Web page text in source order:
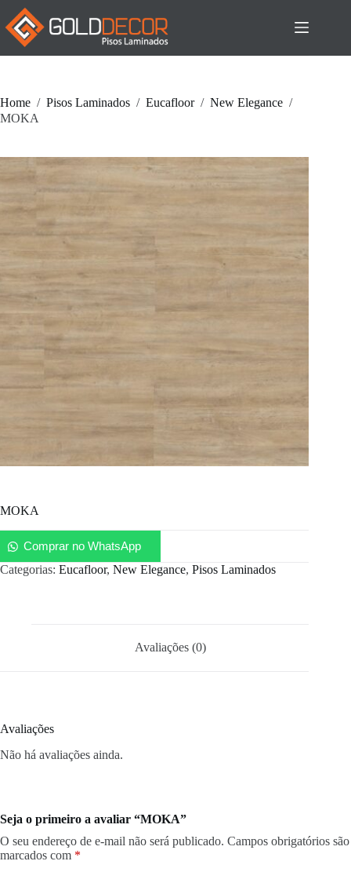
Pular
para
conteúdo
Home / Pisos Laminados / Eucafloor / New Elegance /
MOKA
MOKA
Comprar no WhatsApp
Categorias: Eucafloor, New Elegance, Pisos Laminados
Avaliações (0)
Avaliações
Não há avaliações ainda.
Seja o primeiro a avaliar “MOKA”
O seu endereço de e-mail não será publicado. Campos obrigatórios são
marcados com *